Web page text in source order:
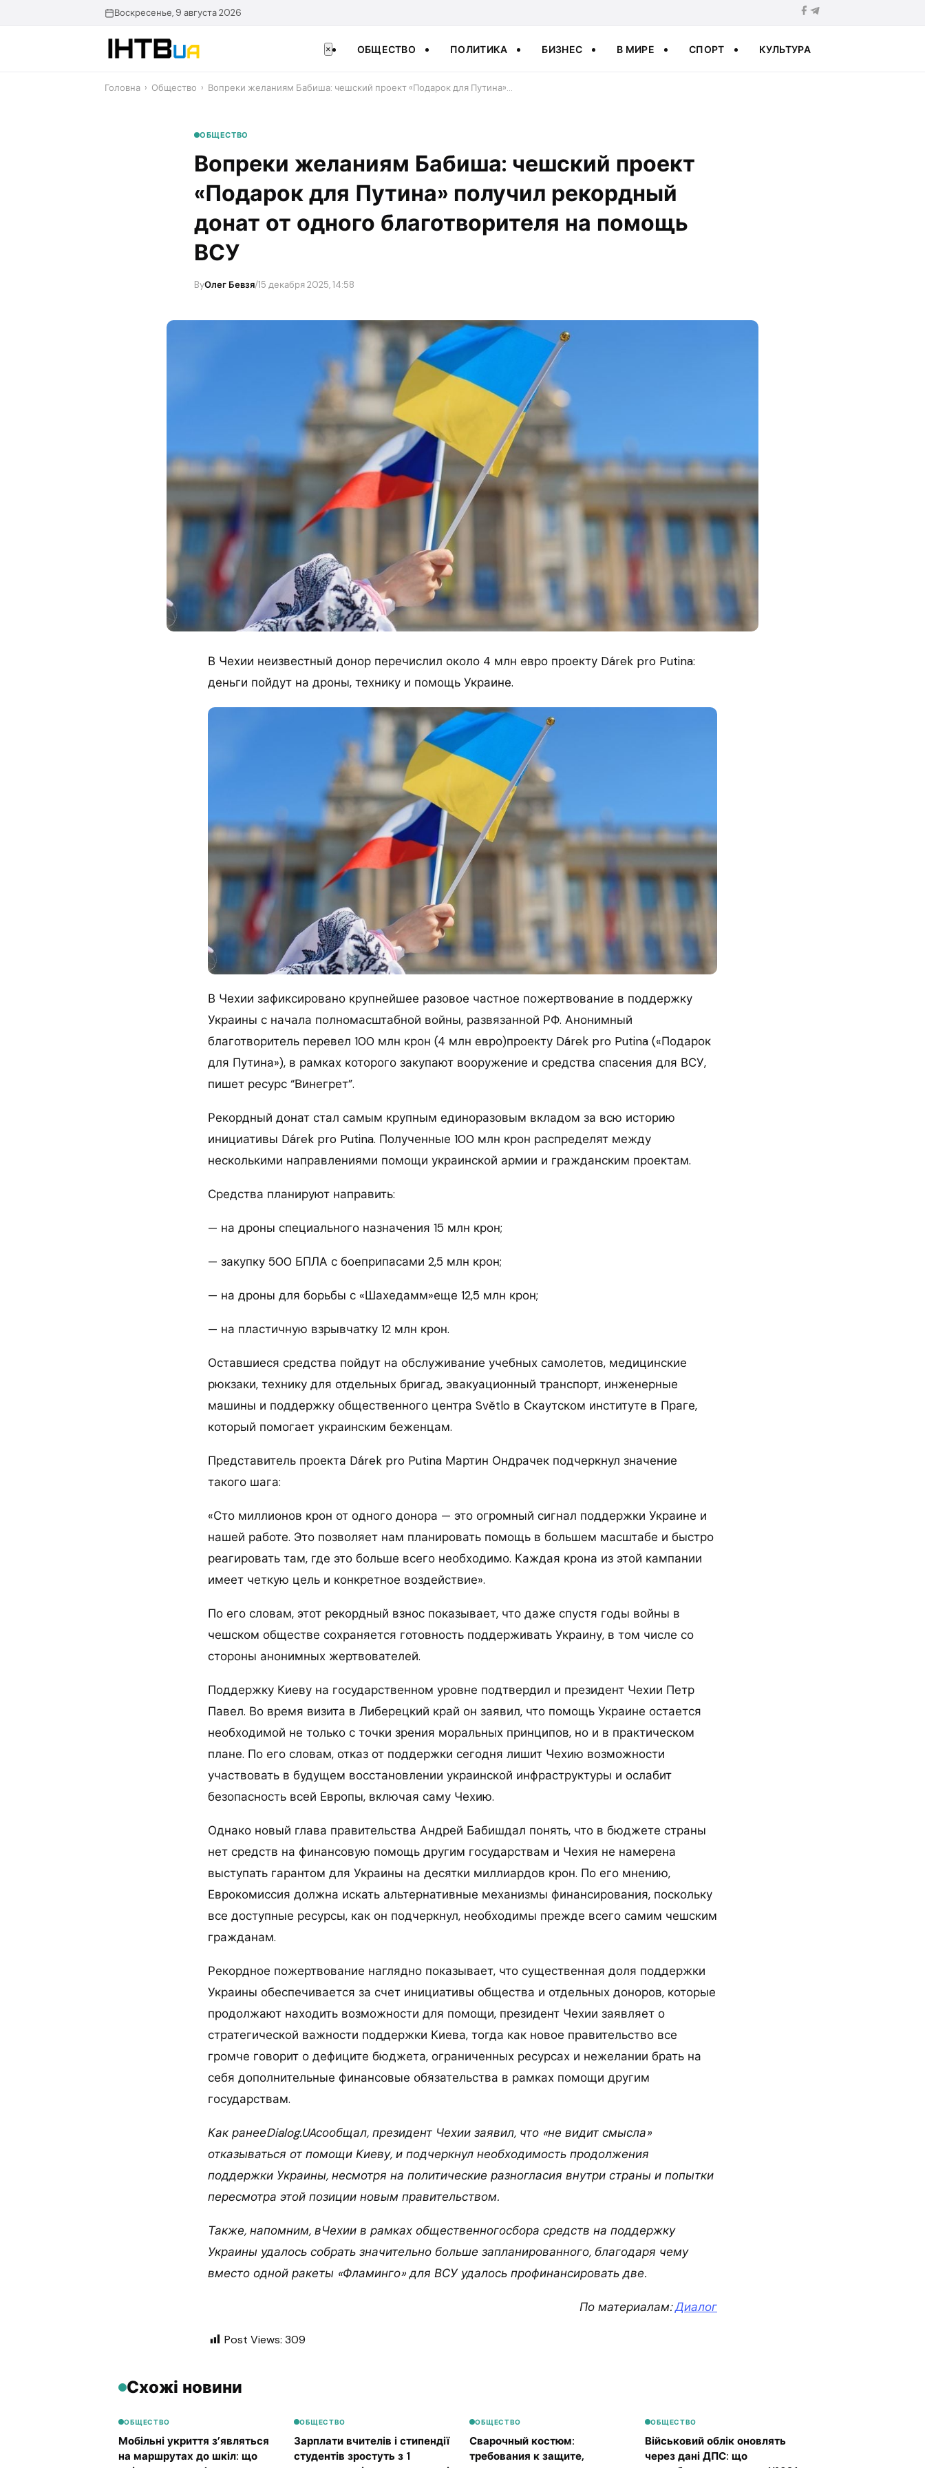
Воскресенье, 9 августа 2026
× ОБЩЕСТВО ПОЛИТИКА БИЗНЕС В МИРЕ СПОРТ КУЛЬТУРА
Головна › Общество › Вопреки желаниям Бабиша: чешский проект «Подарок для Путина»…
ОБЩЕСТВО
Вопреки желаниям Бабиша: чешский проект
«Подарок для Путина» получил рекордный
донат от одного благотворителя на помощь
ВСУ
ByОлег Бевзя/15 декабря 2025, 14:58
В Чехии неизвестный донор перечислил около 4 млн евро проекту Dárek pro Putina:
деньги пойдут на дроны, технику и помощь Украине.
В Чехии зафиксировано крупнейшее разовое частное пожертвование в поддержку
Украины с начала полномасштабной войны, развязанной РФ. Анонимный
благотворитель перевел 100 млн крон (4 млн евро)проекту Dárek pro Putina («Подарок
для Путина»), в рамках которого закупают вооружение и средства спасения для ВСУ,
пишет ресурс “Винегрет”.
Рекордный донат стал самым крупным единоразовым вкладом за всю историю
инициативы Dárek pro Putina. Полученные 100 млн крон распределят между
несколькими направлениями помощи украинской армии и гражданским проектам.
Средства планируют направить:
— на дроны специального назначения 15 млн крон;
— закупку 500 БПЛА с боеприпасами 2,5 млн крон;
— на дроны для борьбы с «Шахедамм»еще 12,5 млн крон;
— на пластичную взрывчатку 12 млн крон.
Оставшиеся средства пойдут на обслуживание учебных самолетов, медицинские
рюкзаки, технику для отдельных бригад, эвакуационный транспорт, инженерные
машины и поддержку общественного центра Světlo в Скаутском институте в Праге,
который помогает украинским беженцам.
Представитель проекта Dárek pro Putina Мартин Ондрачек подчеркнул значение
такого шага:
«Сто миллионов крон от одного донора — это огромный сигнал поддержки Украине и
нашей работе. Это позволяет нам планировать помощь в большем масштабе и быстро
реагировать там, где это больше всего необходимо. Каждая крона из этой кампании
имеет четкую цель и конкретное воздействие».
По его словам, этот рекордный взнос показывает, что даже спустя годы войны в
чешском обществе сохраняется готовность поддерживать Украину, в том числе со
стороны анонимных жертвователей.
Поддержку Киеву на государственном уровне подтвердил и президент Чехии Петр
Павел. Во время визита в Либерецкий край он заявил, что помощь Украине остается
необходимой не только с точки зрения моральных принципов, но и в практическом
плане. По его словам, отказ от поддержки сегодня лишит Чехию возможности
участвовать в будущем восстановлении украинской инфраструктуры и ослабит
безопасность всей Европы, включая саму Чехию.
Однако новый глава правительства Андрей Бабишдал понять, что в бюджете страны
нет средств на финансовую помощь другим государствам и Чехия не намерена
выступать гарантом для Украины на десятки миллиардов крон. По его мнению,
Еврокомиссия должна искать альтернативные механизмы финансирования, поскольку
все доступные ресурсы, как он подчеркнул, необходимы прежде всего самим чешским
гражданам.
Рекордное пожертвование наглядно показывает, что существенная доля поддержки
Украины обеспечивается за счет инициативы общества и отдельных доноров, которые
продолжают находить возможности для помощи, президент Чехии заявляет о
стратегической важности поддержки Киева, тогда как новое правительство все
громче говорит о дефиците бюджета, ограниченных ресурсах и нежелании брать на
себя дополнительные финансовые обязательства в рамках помощи другим
государствам.
Как ранееDialog.UAсообщал, президент Чехии заявил, что «не видит смысла»
отказываться от помощи Киеву, и подчеркнул необходимость продолжения
поддержки Украины, несмотря на политические разногласия внутри страны и попытки
пересмотра этой позиции новым правительством.
Также, напомним, вЧехии в рамках общественногосбора средств на поддержку
Украины удалось собрать значительно больше запланированного, благодаря чему
вместо одной ракеты «Фламинго» для ВСУ удалось профинансировать две.
По материалам:Диалог
Post Views: 309
Схожі новини
ОБЩЕСТВО
Мобільні укриття з’являться
на маршрутах до шкіл: що
ОБЩЕСТВО
Зарплати вчителів і стипендії
студентів зростуть з 1
ОБЩЕСТВО
Сварочный костюм:
требования к защите,
ОБЩЕСТВО
Військовий облік оновлять
через дані ДПС: що